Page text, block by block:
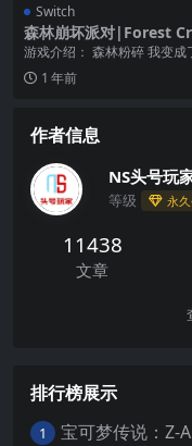
Switch
森林崩坏派对|Forest
Party
游戏介绍： 森林粉碎 我变成
派对和大家一起玩！ 一起玩
人玩更好！ 还...
1 年前
作者信息
NS头号玩
等级 永
11438
文章
排行榜展示
1 宝可梦传说：Z-